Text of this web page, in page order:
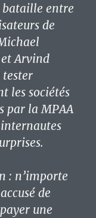
bataille entre
de
Arvind
les sociétés
par la MPAA
: n’importe
de
une